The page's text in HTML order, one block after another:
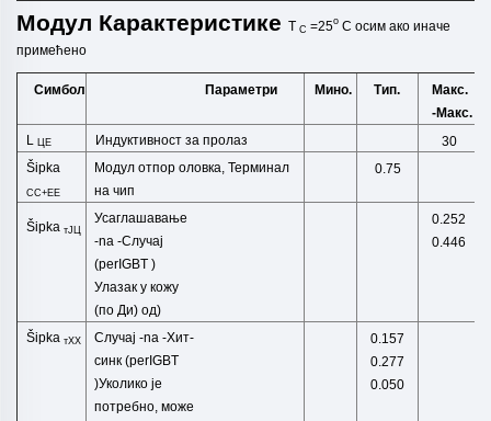
Модул Карактеристике T C =25o C осим ако иначе
примећено
Симбол Параметри Мино. Тип.
Макс.
-Макс.
LЦЕ Индуктивност за пролаз
30
Šipka
CC+EE
Модул отпор оловка,Терминал
на чип
0.75
ŠipkaтЈЦ
Усаглашавање
-na-Случај
(perIGBT)
Улазак у кожу
(по Ди)од)
0.252
0.446
ŠipkaтХХ Случај-na-Хит-
синк(perIGBT
)Уколико је
потребно, може
0.157
0.277
0.050